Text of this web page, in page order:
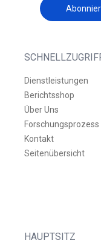
Dienstleistungen
Berichtsshop
Über Uns
Forschungsprozess
Kontakt
Seitenübersicht
HAUPTSITZ